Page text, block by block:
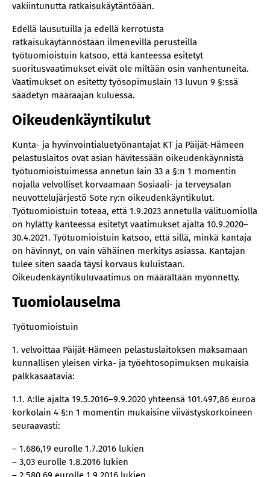
vakiintunutta ratkaisukäytäntöään.
Edellä lausutuilla ja edellä kerrotusta
ratkaisukäytännöstään ilmenevillä perusteilla
työtuomioistuin katsoo, että kanteessa esitetyt
suoritusvaatimukset eivät ole miltään osin vanhentuneita.
Vaatimukset on esitetty työsopimuslain 13 luvun 9 §:ssä
säädetyn määräajan kuluessa.
Oikeudenkäyntikulut
Kunta- ja hyvinvointialuetyönantajat KT ja Päijät-Hämeen
pelastuslaitos ovat asian hävitessään oikeudenkäynnistä
työtuomioistuimessa annetun lain 33 a §:n 1 momentin
nojalla velvolliset korvaamaan Sosiaali- ja terveysalan
neuvottelujärjestö Sote ry:n oikeudenkäyntikulut.
Työtuomioistuin toteaa, että 1.9.2023 annetulla välituomiolla
on hylätty kanteessa esitetyt vaatimukset ajalta 10.9.2020–
30.4.2021. Työtuomioistuin katsoo, että sillä, minkä kantaja
on hävinnyt, on vain vähäinen merkitys asiassa. Kantajan
tulee siten saada täysi korvaus kuluistaan.
Oikeudenkäyntikuluvaatimus on määrältään myönnetty.
Tuomiolauselma
Työtuomioistuin
1. velvoittaa Päijät-Hämeen pelastuslaitoksen maksamaan
kunnallisen yleisen virka- ja työehtosopimuksen mukaisia
palkkasaatavia:
1.1. A:lle ajalta 19.5.2016–9.9.2020 yhteensä 101.497,86 euroa
korkolain 4 §:n 1 momentin mukaisine viivästyskorkoineen
seuraavasti:
– 1.686,19 eurolle 1.7.2016 lukien
– 3,03 eurolle 1.8.2016 lukien